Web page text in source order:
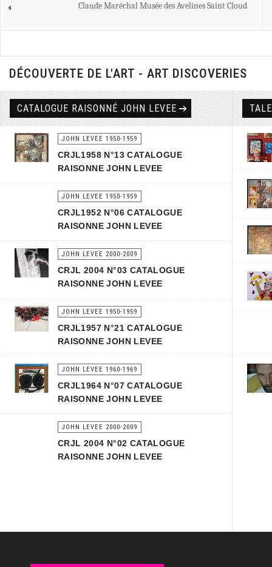
Claude Maréchal Musée des Avelines Saint Cloud
DÉCOUVERTE DE L'ART - ART DISCOVERIES
CATALOGUE RAISONNÉ JOHN LEVEE
JOHN LEVEE 1950-1959
CRJL1958 N°13 CATALOGUE
RAISONNE JOHN LEVEE
JOHN LEVEE 1950-1959
CRJL1952 N°06 CATALOGUE
RAISONNE JOHN LEVEE
JOHN LEVEE 2000-2009
CRJL 2004 N°03 CATALOGUE
RAISONNE JOHN LEVEE
JOHN LEVEE 1950-1959
CRJL1957 N°21 CATALOGUE
RAISONNE JOHN LEVEE
JOHN LEVEE 1960-1969
CRJL1964 N°07 CATALOGUE
RAISONNE JOHN LEVEE
JOHN LEVEE 2000-2009
CRJL 2004 N°02 CATALOGUE
RAISONNE JOHN LEVEE